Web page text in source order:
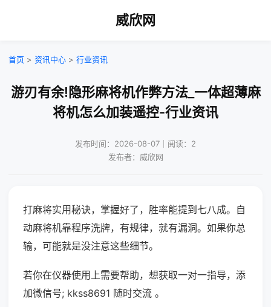
威欣网
首页 > 资讯中心 > 行业资讯
游刃有余!隐形麻将机作弊方法_一体超薄麻
将机怎么加装遥控-行业资讯
发布时间：2026-08-07｜阅读：2
发布者：威欣网
打麻将实用秘诀，掌握好了，胜率能提到七八成。自
动麻将机靠程序洗牌，有规律，就有漏洞。如果你总
输，可能就是没注意这些细节。
若你在仪器使用上需要帮助，想获取一对一指导，添
加微信号; kkss8691 随时交流 。